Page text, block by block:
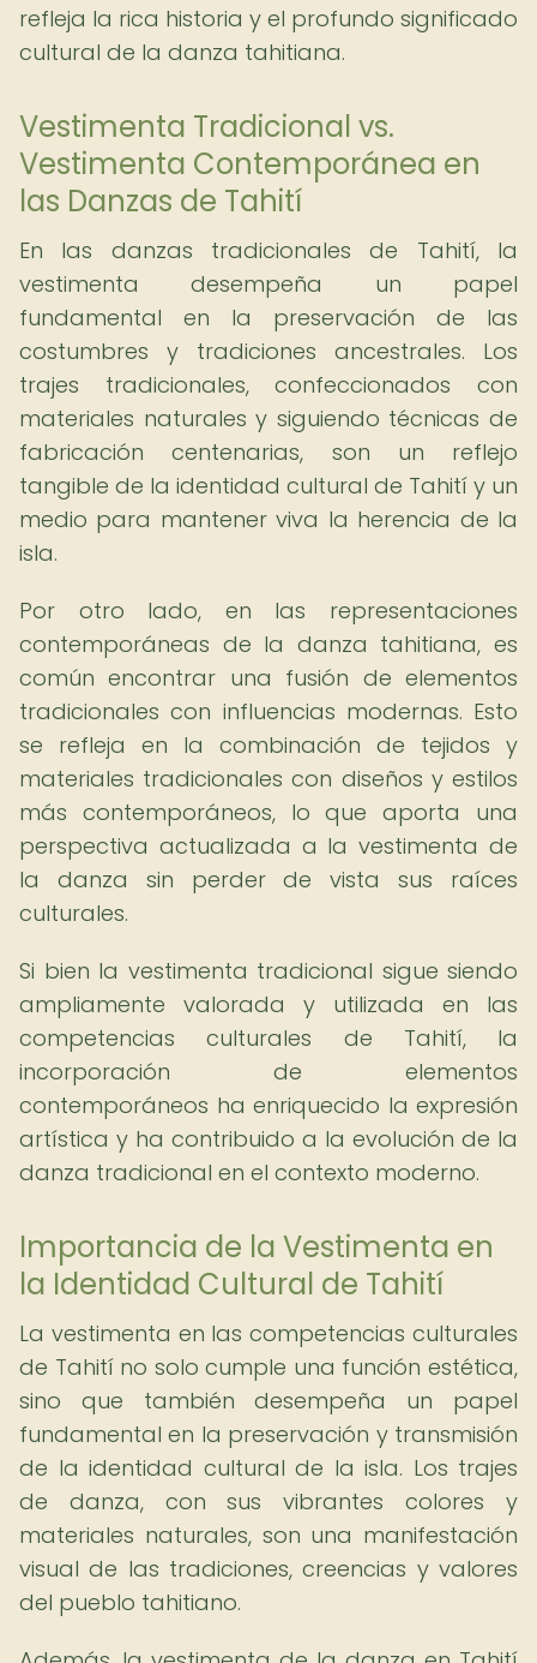
refleja la rica historia y el profundo significado
cultural de la danza tahitiana.
Vestimenta Tradicional vs.
Vestimenta Contemporánea en
las Danzas de Tahití
En las danzas tradicionales de Tahití, la
vestimenta desempeña un papel
fundamental en la preservación de las
costumbres y tradiciones ancestrales. Los
trajes tradicionales, confeccionados con
materiales naturales y siguiendo técnicas de
fabricación centenarias, son un reflejo
tangible de la identidad cultural de Tahití y un
medio para mantener viva la herencia de la
isla.
Por otro lado, en las representaciones
contemporáneas de la danza tahitiana, es
común encontrar una fusión de elementos
tradicionales con influencias modernas. Esto
se refleja en la combinación de tejidos y
materiales tradicionales con diseños y estilos
más contemporáneos, lo que aporta una
perspectiva actualizada a la vestimenta de
la danza sin perder de vista sus raíces
culturales.
Si bien la vestimenta tradicional sigue siendo
ampliamente valorada y utilizada en las
competencias culturales de Tahití, la
incorporación de elementos
contemporáneos ha enriquecido la expresión
artística y ha contribuido a la evolución de la
danza tradicional en el contexto moderno.
Importancia de la Vestimenta en
la Identidad Cultural de Tahití
La vestimenta en las competencias culturales
de Tahití no solo cumple una función estética,
sino que también desempeña un papel
fundamental en la preservación y transmisión
de la identidad cultural de la isla. Los trajes
de danza, con sus vibrantes colores y
materiales naturales, son una manifestación
visual de las tradiciones, creencias y valores
del pueblo tahitiano.